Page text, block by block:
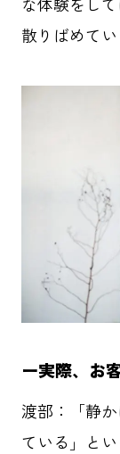
散りばめてい
ー実際、お
渡部：
「静
ている」と